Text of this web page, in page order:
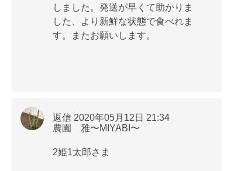
しました。発送が早くて助かりま
した、より新鮮な状態で食べれま
す。またお願いします。
返信 2020年05月12日 21:34
農園 雅〜MIYABI〜
2姫1太郎さま